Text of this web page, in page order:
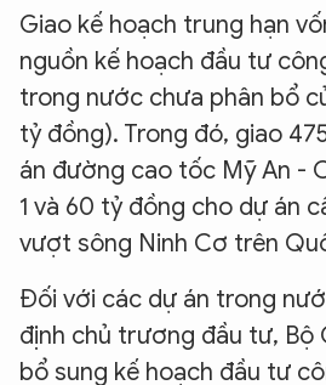
Giao kế hoạch trung hạn
nguồn kế hoạch đầu tư
trong nước chưa phân bổ
tỷ đồng). Trong đó, giao
án đường cao tốc Mỹ An -
1 và 60 tỷ đồng cho dự án
vượt sông Ninh Cơ trên
Đối với các dự án trong
định chủ trương đầu tư, Bộ
bổ sung kế hoạch đầu tư